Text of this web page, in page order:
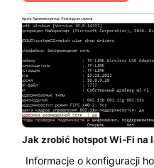
Jak zrobić hotspot Wi-Fi na
Informacje o konfiguracji